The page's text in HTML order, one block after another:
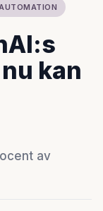
kan
av